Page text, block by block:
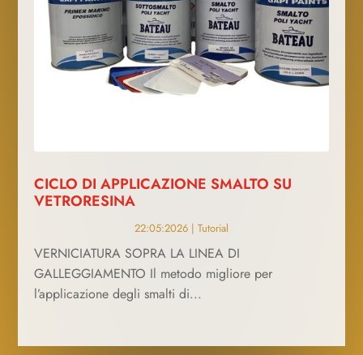
CICLO DI APPLICAZIONE SMALTO SU
VETRORESINA
22:05:2026 | Tutorial
VERNICIATURA SOPRA LA LINEA DI
GALLEGGIAMENTO Il metodo migliore per
l’applicazione degli smalti di...